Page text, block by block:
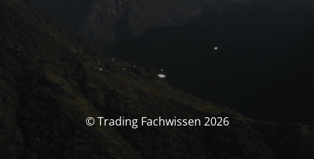
© Trading Fachwissen 2026